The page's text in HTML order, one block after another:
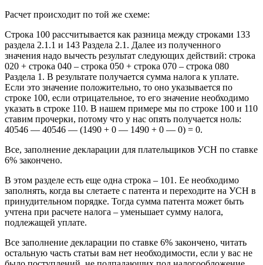
Расчет происходит по той же схеме:
Строка 100 рассчитывается как разница между строками 133
раздела 2.1.1 и 143 Раздела 2.1. Далее из полученного
значения надо вычесть результат следующих действий: строка
020 + строка 040 – строка 050 + строка 070 – строка 080
Раздела 1. В результате получается сумма налога к уплате.
Если это значение положительно, то оно указывается по
строке 100, если отрицательное, то его значение необходимо
указать в строке 110. В нашем примере мы по строке 100 и 110
ставим прочерки, потому что у нас опять получается ноль:
40546 — 40546 — (1490 + 0 — 1490 + 0 — 0) = 0.
Все, заполнение декларации для плательщиков УСН по ставке
6% закончено.
В этом разделе есть еще одна строка – 101. Ее необходимо
заполнять, когда вы слетаете с патента и переходите на УСН в
принудительном порядке. Тогда сумма патента может быть
учтена при расчете налога – уменьшает сумму налога,
подлежащей уплате.
Все заполнение декларации по ставке 6% закончено, читать
остальную часть статьи вам нет необходимости, если у вас не